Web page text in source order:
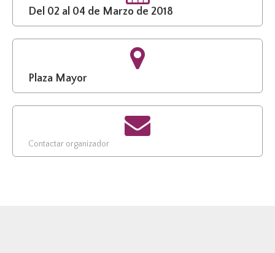
Del 02 al 04 de Marzo de 2018
Plaza Mayor
Contactar organizador